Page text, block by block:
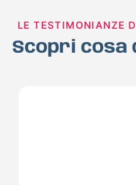
LE TESTIMONIANZE
Scopri cosa